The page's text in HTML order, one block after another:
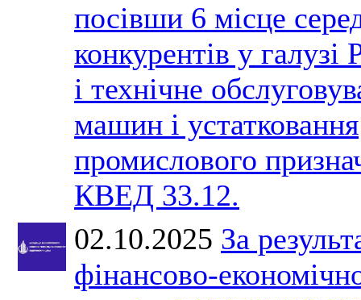
посівши 6 місце
конкурентів у галузі
і технічне
машин і устатковання
промислового
КВЕД 33.12.
02.10.2025 За
фінансово-